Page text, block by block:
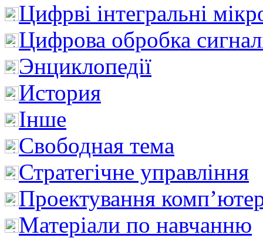
Цифрві інтегральні
Цифрова обробка
Энциклопедії
История
Інше
Свободная тема
Стратегічне управління
Проектування
Матеріали по навчанню